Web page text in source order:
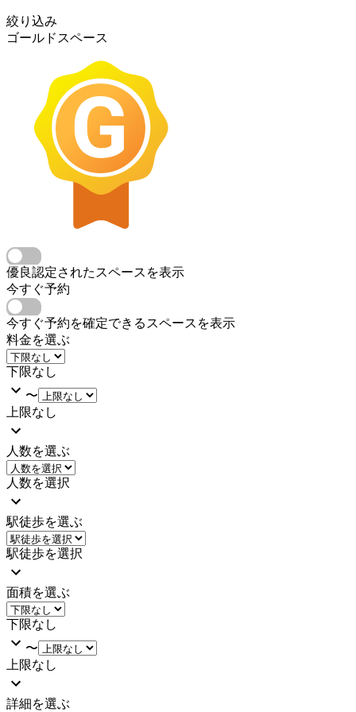
絞り込み
ゴールドスペース
優良認定されたスペースを表示
今すぐ予約
今すぐ予約を確定できるスペースを表示
料金を選ぶ
下限なし
〜
上限なし
人数を選ぶ
人数を選択
駅徒歩を選ぶ
駅徒歩を選択
面積を選ぶ
下限なし
〜
上限なし
詳細を選ぶ